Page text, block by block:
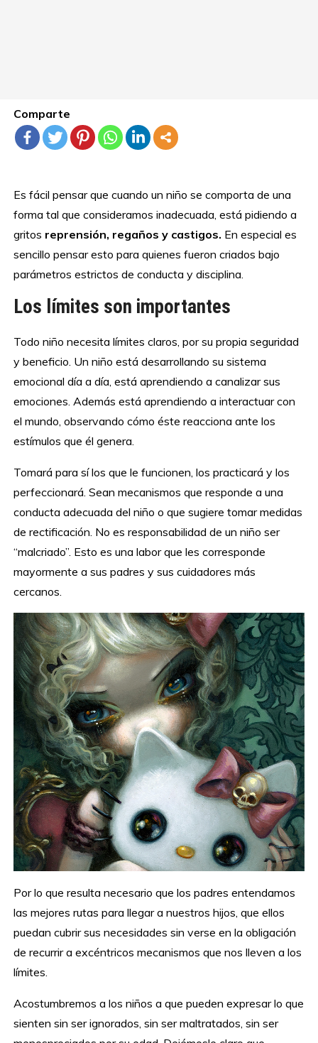
Comparte
Es fácil pensar que cuando un niño se comporta de una
forma tal que consideramos inadecuada, está pidiendo a
gritos reprensión, regaños y castigos. En especial es
sencillo pensar esto para quienes fueron criados bajo
parámetros estrictos de conducta y disciplina.
Los límites son importantes
Todo niño necesita límites claros, por su propia seguridad
y beneficio. Un niño está desarrollando su sistema
emocional día a día, está aprendiendo a canalizar sus
emociones. Además está aprendiendo a interactuar con
el mundo, observando cómo éste reacciona ante los
estímulos que él genera.
Tomará para sí los que le funcionen, los practicará y los
perfeccionará. Sean mecanismos que responde a una
conducta adecuada del niño o que sugiere tomar medidas
de rectificación. No es responsabilidad de un niño ser
“malcriado”. Esto es una labor que les corresponde
mayormente a sus padres y sus cuidadores más
cercanos.
Por lo que resulta necesario que los padres entendamos
las mejores rutas para llegar a nuestros hijos, que ellos
puedan cubrir sus necesidades sin verse en la obligación
de recurrir a excéntricos mecanismos que nos lleven a los
límites.
Acostumbremos a los niños a que pueden expresar lo que
sienten sin ser ignorados, sin ser maltratados, sin ser